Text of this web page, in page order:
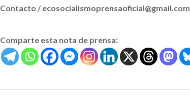
Contacto / ecosocialismoprensaoficial@gmail.com
Comparte esta nota de prensa: